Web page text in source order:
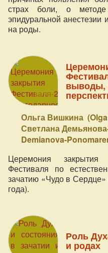
страх боли, о
эпидуральной анестезии
на роды.
выводы,
Ольга Вишкина
Светлана
Demianova-
Церемония закрытия
Фестиваля по
зачатию «Чудо в
года).
Роль
и родах